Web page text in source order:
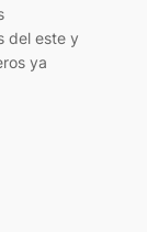
del este y
ya